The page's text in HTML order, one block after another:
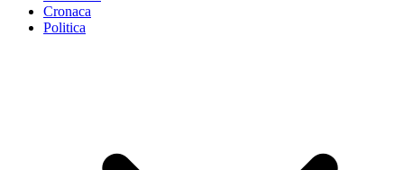
Cronaca
Politica